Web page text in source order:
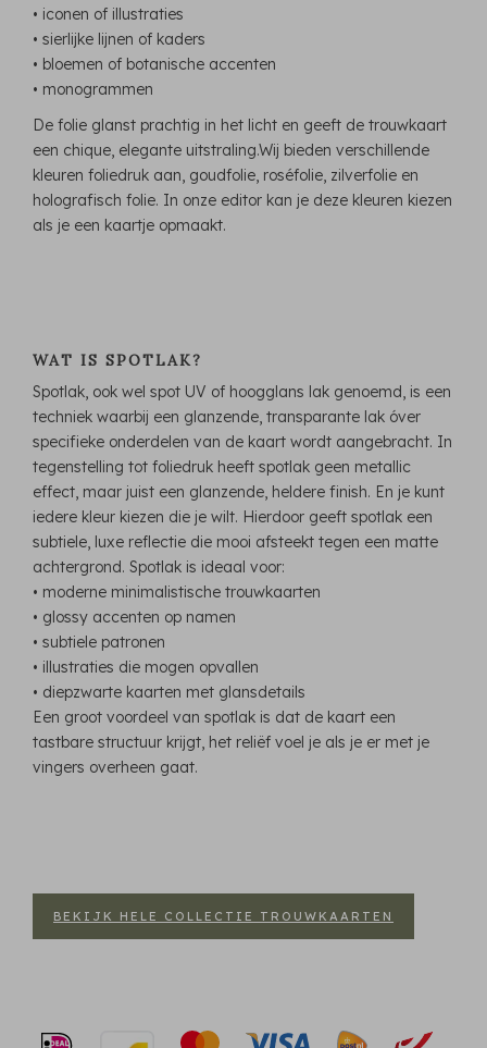
• iconen of illustraties
• sierlijke lijnen of kaders
• bloemen of botanische accenten
• monogrammen
De folie glanst prachtig in het licht en geeft de trouwkaart
een chique, elegante uitstraling.Wij bieden verschillende
kleuren foliedruk aan, goudfolie, roséfolie, zilverfolie en
holografisch folie. In onze editor kan je deze kleuren kiezen
als je een kaartje opmaakt.
WAT IS SPOTLAK?
Spotlak, ook wel spot UV of hoogglans lak genoemd, is een
techniek waarbij een glanzende, transparante lak óver
specifieke onderdelen van de kaart wordt aangebracht. In
tegenstelling tot foliedruk heeft spotlak geen metallic
effect, maar juist een glanzende, heldere finish. En je kunt
iedere kleur kiezen die je wilt. Hierdoor geeft spotlak een
subtiele, luxe reflectie die mooi afsteekt tegen een matte
achtergrond. Spotlak is ideaal voor:
• moderne minimalistische trouwkaarten
• glossy accenten op namen
• subtiele patronen
• illustraties die mogen opvallen
• diepzwarte kaarten met glansdetails
Een groot voordeel van spotlak is dat de kaart een
tastbare structuur krijgt, het reliëf voel je als je er met je
vingers overheen gaat.
BEKIJK HELE COLLECTIE TROUWKAARTEN